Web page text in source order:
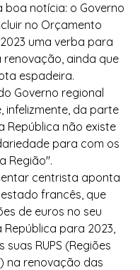
boa notícia: o Governo
no Orçamento
uma verba para
renovação, ainda que
espadeira.
Governo regional
infelizmente, da parte
República não existe
para com os
Região".
centrista aponta
francês, que
de euros no seu
para 2023,
RUPS (Regiões
na renovação das